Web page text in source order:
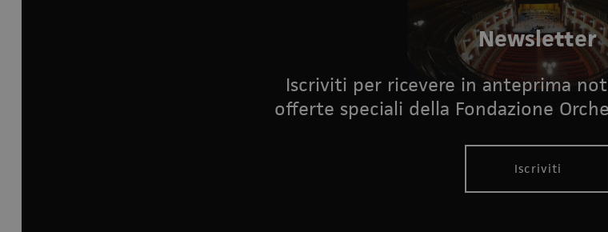
Newsletter
Iscriviti per ricevere in anteprima
offerte speciali della Fondazione
Iscriviti